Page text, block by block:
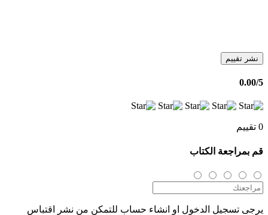
نشر تقييم
0.00/5
0 تقييم
قم بمراجعة الكتاب
يرجى تسجيل الدخول او انشاء حساب للتمكن من نشر اقتباس